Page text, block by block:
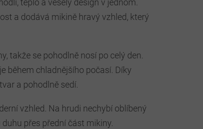
teplo a veselý design v jednom.
a dodává mikině hravý vzhled, který
takže se pohodlně nosí po celý den.
během chladnějšího počasí. Díky
a pohodlně sedí.
vzhled. Na hrudi nechybí oblíbený
přes přední část mikiny.